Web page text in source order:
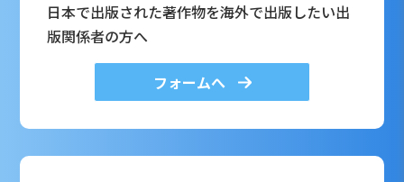
日本で出版された著作物を海外で出版したい出
版関係者の方へ
フォームへ